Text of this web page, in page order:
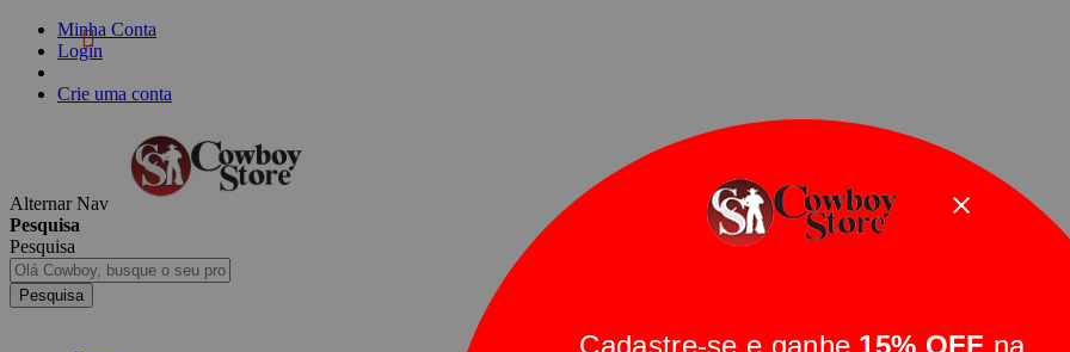
Minha Conta
Login
Crie uma conta
Alternar Nav
Pesquisa
Pesquisa
Pesquisa
Cadastre-se e ganhe 15% OFF na